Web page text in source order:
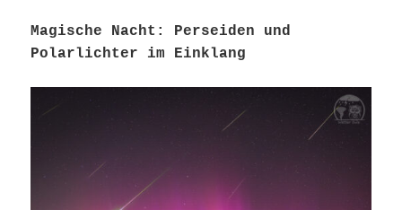
Magische Nacht: Perseiden und
Polarlichter im Einklang